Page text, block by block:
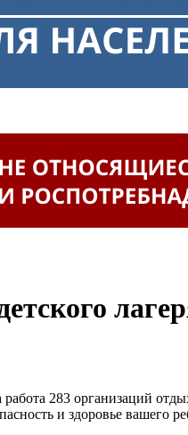
283 организаций
и здоровье